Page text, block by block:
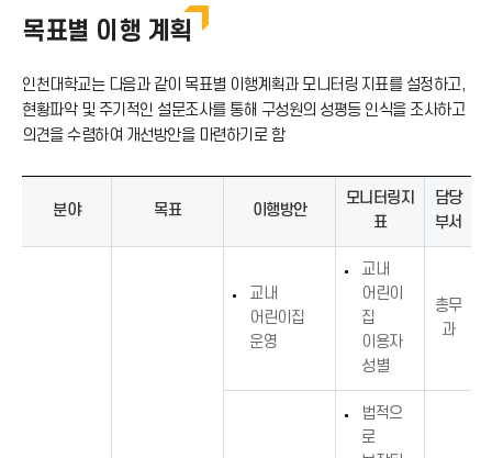
목표별 이행 계획
인천대학교는 다음과 같이 목표별 이행계획과 모니터링 지표를 설정하고,
현황파악 및 주기적인 설문조사를 통해 구성원의 성평등 인식을 조사하고
의견을 수렴하여 개선방안을 마련하기로 함
분야 목표 이행방안
모니터링지
표
담당
부서
교내
어린이집
운영
교내
어린이
집
이용자
성별
총무
과
법적으
로